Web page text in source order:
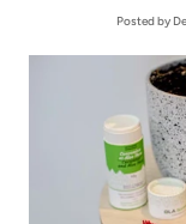
Postedby